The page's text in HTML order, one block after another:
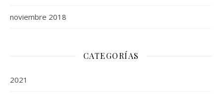
noviembre 2018
CATEGORÍAS
2021